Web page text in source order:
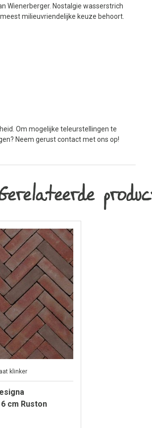
Wienerberger. Nostalgie wasserstrich
milieuvriendelijke keuze behoort.
Om mogelijke teleurstellingen te
Neem gerust contact met ons op!
klinker
cm Ruston